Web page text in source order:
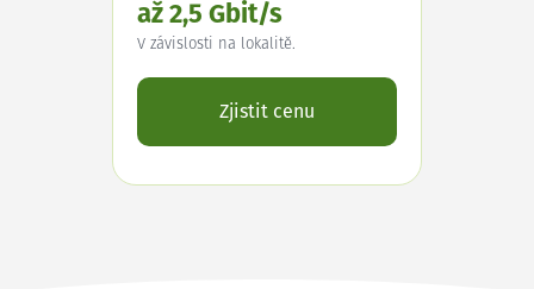
až 2,5 Gbit/s
V závislosti na lokalitě.
Zjistit cenu